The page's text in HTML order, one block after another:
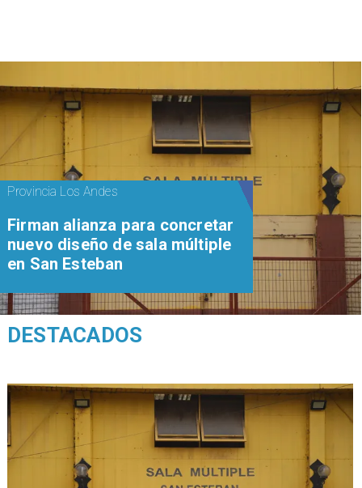
Provincia Los Andes
​​Firman alianza para concretar
nuevo diseño de sala múltiple
en San Esteban
DESTACADOS